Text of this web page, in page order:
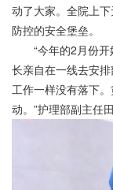
动了大家。全院上
防控的安全堡垒。
“今年的2月份
长亲自在一线去安
工作一样没有落下
动。”护理部副主任